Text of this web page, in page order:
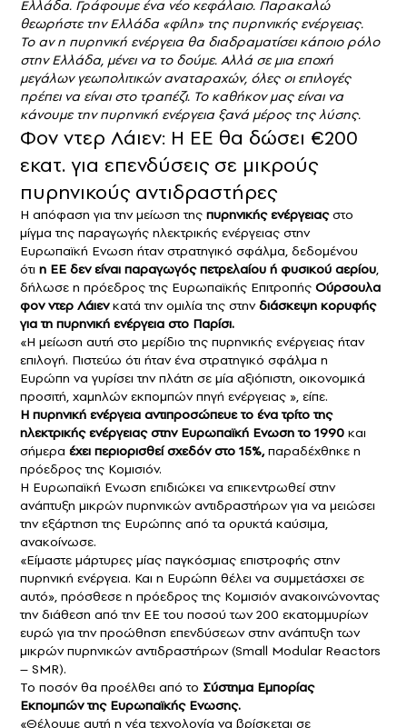
Ελλάδα. Γράφουμε ένα νέο κεφάλαιο. Παρακαλώ
θεωρήστε την Ελλάδα «φίλη» της πυρηνικής ενέργειας.
Το αν η πυρηνική ενέργεια θα διαδραματίσει κάποιο ρόλο
στην Ελλάδα, μένει να το δούμε. Αλλά σε μια εποχή
μεγάλων γεωπολιτικών αναταραχών, όλες οι επιλογές
πρέπει να είναι στο τραπέζι. Το καθήκον μας είναι να
κάνουμε την πυρηνική ενέργεια ξανά μέρος της λύσης.
Φον ντερ Λάιεν: Η ΕΕ θα δώσει €200
εκατ. για επενδύσεις σε μικρούς
πυρηνικούς αντιδραστήρες
⁠Η απόφαση για την μείωση της πυρηνικής ενέργειας στο
μίγμα της παραγωγής ηλεκτρικής ενέργειας στην
Ευρωπαϊκή Ενωση ήταν στρατηγικό σφάλμα, δεδομένου
ότι η ΕΕ δεν είναι παραγωγός πετρελαίου ή φυσικού αερίου,
δήλωσε η πρόεδρος της Ευρωπαϊκής Επιτροπής Ούρσουλα
φον ντερ Λάιενκατά την ομιλία της στηνδιάσκεψη κορυφής
για τη πυρηνική ενέργεια στο Παρίσι.
«Η μείωση αυτή στο μερίδιο της πυρηνικής ενέργειας ήταν
επιλογή. Πιστεύω ότι ήταν ένα στρατηγικό σφάλμα η
Ευρώπη να γυρίσει την πλάτη σε μία αξιόπιστη, οικονομικά
προσιτή, χαμηλών εκπομπών πηγή ενέργειας », είπε.
Η πυρηνική ενέργεια αντιπροσώπευε το ένα τρίτο της
ηλεκτρικής ενέργειας στην Ευρωπαϊκή Ενωση το 1990 και
σήμερα έχει περιορισθεί σχεδόν στο 15%,παραδέχθηκε η
πρόεδρος της Κομισιόν.
Η Ευρωπαϊκή Ενωση επιδιώκει να επικεντρωθεί στην
ανάπτυξη μικρών πυρηνικών αντιδραστήρων για να μειώσει
την εξάρτηση της Ευρώπης από τα ορυκτά καύσιμα,
ανακοίνωσε.
«Είμαστε μάρτυρες μίας παγκόσμιας επιστροφής στην
πυρηνική ενέργεια. Και η Ευρώπη θέλει να συμμετάσχει σε
αυτό», πρόσθεσε η πρόεδρος της Κομισιόν ανακοινώνοντας
την διάθεση από την ΕΕ του ποσού των 200 εκατομμυρίων
ευρώ για την προώθηση επενδύσεων στην ανάπτυξη των
μικρών πυρηνικών αντιδραστήρων (Small Modular Reactors
– SMR).
Το ποσόν θα προέλθει από το Σύστημα Εμπορίας
Εκπομπών της Ευρωπαϊκής Ενωσης.
«Θέλουμε αυτή η νέα τεχνολογία να βρίσκεται σε